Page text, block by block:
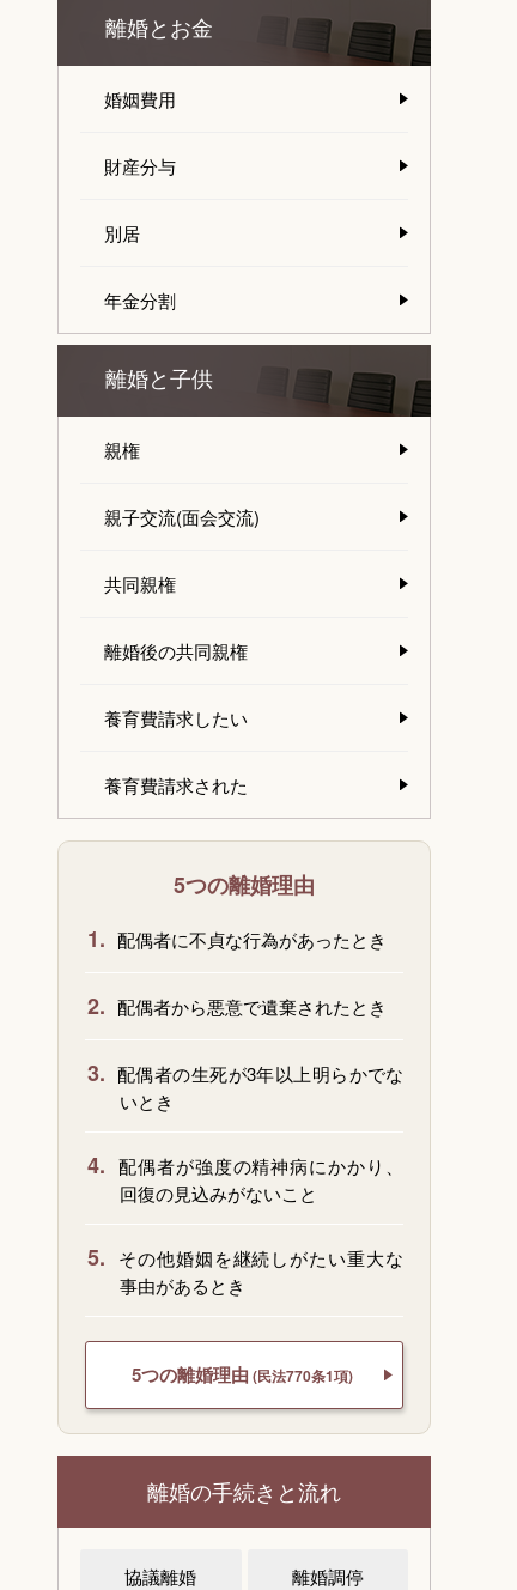
離婚とお金
婚姻費用
財産分与
別居
年金分割
離婚と子供
親権
親子交流(面会交流)
共同親権
離婚後の共同親権
養育費請求したい
養育費請求された
5つの離婚理由
1. 配偶者に不貞な行為があったとき
2. 配偶者から悪意で遺棄されたとき
3. 配偶者の生死が3年以上明らかでな
いとき
4. 配偶者が強度の精神病にかかり、
回復の見込みがないこと
5.
その他婚姻を継続しがたい重大な
事由があるとき
5つの離婚理由 (民法770条1項)
離婚の手続きと流れ
協議離婚 離婚調停